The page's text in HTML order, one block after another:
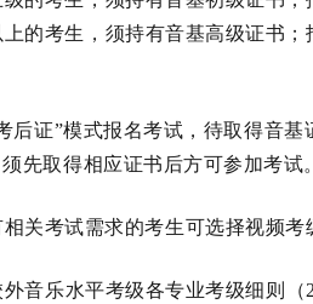
的考生，须持有音基高级证书
后证”模式报名考试，待取得音
先取得相应证书后方可参加考试
关考试需求的考生可选择视频考
音乐水平考级各专业考级细则（